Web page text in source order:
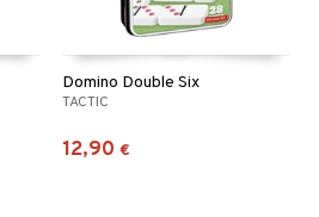
Domino Double Six
TACTIC
12,90 €